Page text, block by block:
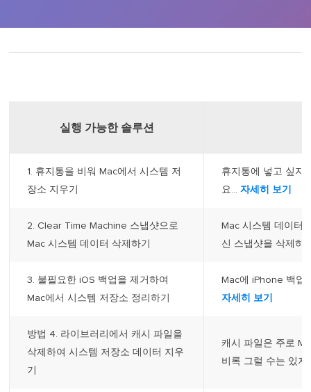
실행 가능한 솔루션
1. 휴지통을 비워 Mac에서 시스템 저
장소 지우기
휴지통에 넣고 싶지
요...자세히 보기
2. Clear Time Machine 스냅샷으로
Mac 시스템 데이터 삭제하기
Mac 시스템 데이터
신 스냅샷을 삭제하
3. 불필요한 iOS 백업을 제거하여
Mac에서 시스템 저장소 정리하기
Mac에 iPhone 백업
자세히 보기
방법 4. 라이브러리에서 캐시 파일을
삭제하여 시스템 저장소 데이터 지우
기
캐시 파일은 주로
비록 그럴 수는 있지